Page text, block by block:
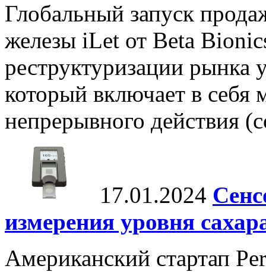
Глобальный запуск
железы iLet от Beta
реструктуризации рынка
который включает в
непрерывного действия
17.01.2024
измерения уровня
Американский стартап